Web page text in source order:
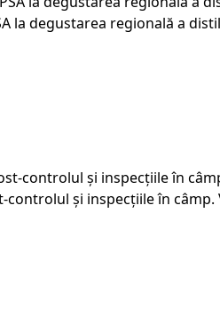
la degustarea regională a
controlul și inspecțiile în câmp.